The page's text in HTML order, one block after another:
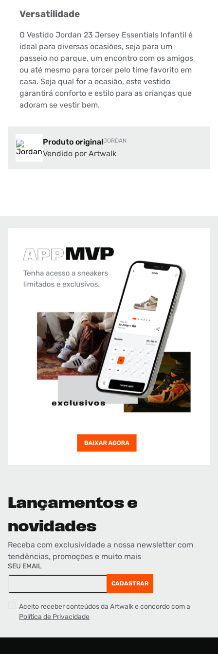
Versatilidade
O Vestido Jordan 23 Jersey Essentials Infantil é
ideal para diversas ocasiões, seja para um
passeio no parque, um encontro com os amigos
ou até mesmo para torcer pelo time favorito em
casa. Seja qual for a ocasião, este vestido
garantirá conforto e estilo para as crianças que
adoram se vestir bem.
Produto originalJORDAN
Vendido por Artwalk
Lançamentos e
novidades
Receba com exclusividade a nossa newsletter com
tendências, promoções e muito mais
SEU EMAIL
CADASTRAR
Aceito receber conteúdos da Artwalk e concordo com a
Política de Privacidade